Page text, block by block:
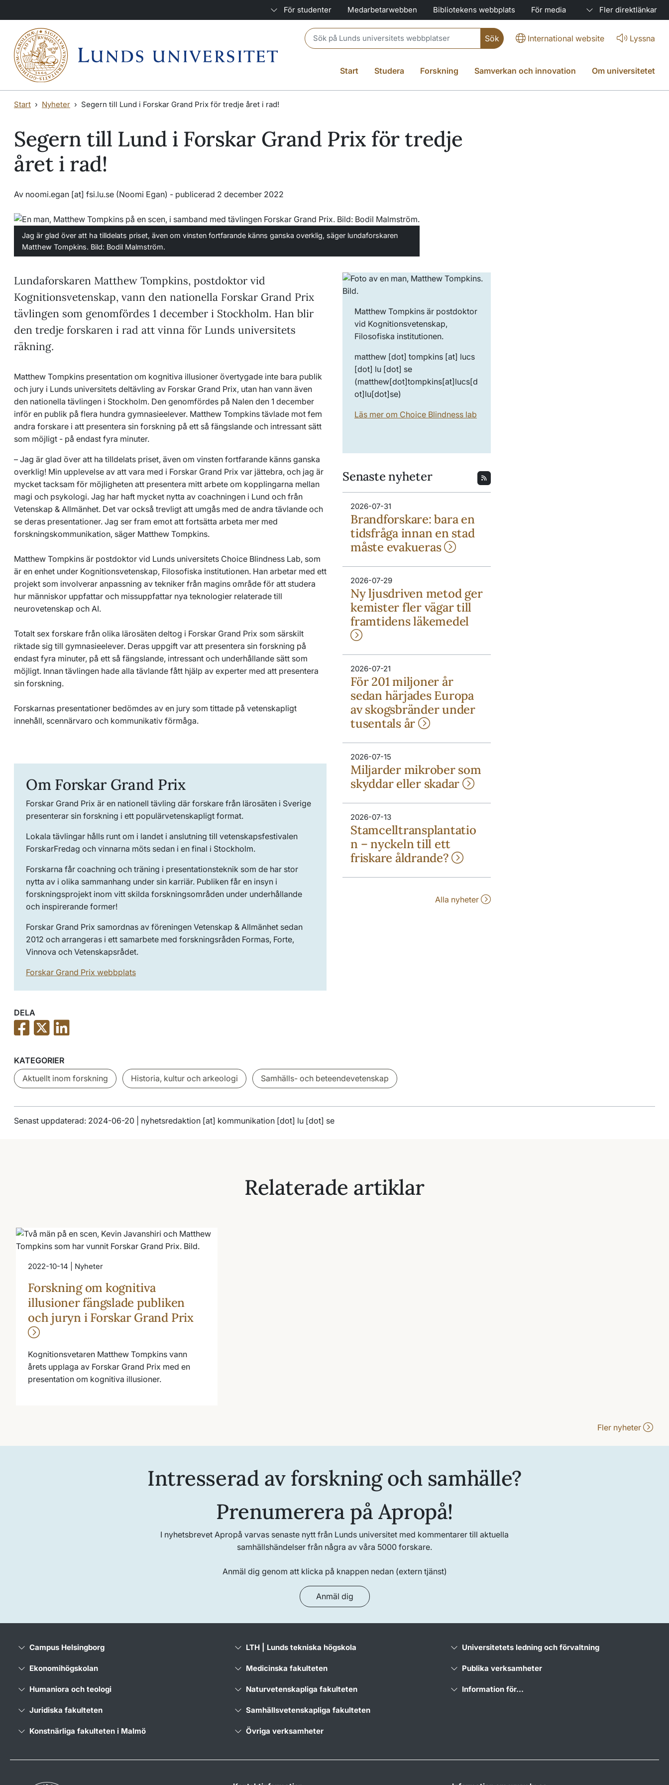
För studenter Medarbetarwebben Bibliotekens webbplats För media Fler direktlänkar
Header search International website Lyssna
Start Studera Forskning Samverkan och innovation Om universitetet
Start Nyheter Segern till Lund i Forskar Grand Prix för tredje året i rad!
Segern till Lund i Forskar Grand Prix för tredje
året i rad!
Av noomi.egan [at] fsi.lu.se (Noomi Egan) - publicerad 2 december 2022
Jag är glad över att ha tilldelats priset, även om vinsten fortfarande känns ganska overklig, säger lundaforskaren
Matthew Tompkins. Bild: Bodil Malmström.
Lundaforskaren Matthew Tompkins, postdoktor vid
Kognitionsvetenskap, vann den nationella Forskar Grand Prix
tävlingen som genomfördes 1 december i Stockholm. Han blir
den tredje forskaren i rad att vinna för Lunds universitets
räkning.
Matthew Tompkins presentation om kognitiva illusioner övertygade inte bara publik
och jury i Lunds universitets deltävling av Forskar Grand Prix, utan han vann även
den nationella tävlingen i Stockholm. Den genomfördes på Nalen den 1 december
inför en publik på flera hundra gymnasieelever. Matthew Tompkins tävlade mot fem
andra forskare i att presentera sin forskning på ett så fängslande och intressant sätt
som möjligt - på endast fyra minuter.
– Jag är glad över att ha tilldelats priset, även om vinsten fortfarande känns ganska
overklig! Min upplevelse av att vara med i Forskar Grand Prix var jättebra, och jag är
mycket tacksam för möjligheten att presentera mitt arbete om kopplingarna mellan
magi och psykologi. Jag har haft mycket nytta av coachningen i Lund och från
Vetenskap & Allmänhet. Det var också trevligt att umgås med de andra tävlande och
se deras presentationer. Jag ser fram emot att fortsätta arbeta mer med
forskningskommunikation, säger Matthew Tompkins.
Matthew Tompkins är postdoktor vid Lunds universitets Choice Blindness Lab, som
är en enhet under Kognitionsvetenskap, Filosofiska institutionen. Han arbetar med ett
projekt som involverar anpassning av tekniker från magins område för att studera
hur människor uppfattar och missuppfattar nya teknologier relaterade till
neurovetenskap och AI.
Totalt sex forskare från olika lärosäten deltog i Forskar Grand Prix som särskilt
riktade sig till gymnasieelever. Deras uppgift var att presentera sin forskning på
endast fyra minuter, på ett så fängslande, intressant och underhållande sätt som
möjligt. Innan tävlingen hade alla tävlande fått hjälp av experter med att presentera
sin forskning.
Forskarnas presentationer bedömdes av en jury som tittade på vetenskapligt
innehåll, scennärvaro och kommunikativ förmåga.
Om Forskar Grand Prix
Forskar Grand Prix är en nationell tävling där forskare från lärosäten i Sverige
presenterar sin forskning i ett populärvetenskapligt format.
Lokala tävlingar hålls runt om i landet i anslutning till vetenskapsfestivalen
ForskarFredag och vinnarna möts sedan i en final i Stockholm.
Forskarna får coachning och träning i presentationsteknik som de har stor
nytta av i olika sammanhang under sin karriär. Publiken får en insyn i
forskningsprojekt inom vitt skilda forskningsområden under underhållande
och inspirerande former!
Forskar Grand Prix samordnas av föreningen Vetenskap & Allmänhet sedan
2012 och arrangeras i ett samarbete med forskningsråden Formas, Forte,
Vinnova och Vetenskapsrådet.
Forskar Grand Prix webbplats
Matthew Tompkins är postdoktor
vid Kognitionsvetenskap,
Filosofiska institutionen.
matthew [dot] tompkins [at] lucs
[dot] lu [dot] se
(matthew[dot]tompkins[at]lucs[d
ot]lu[dot]se)
Läs mer om Choice Blindness lab
Senaste nyheter
2026-07-31
Brandforskare: bara en
tidsfråga innan en stad
måste evakueras
2026-07-29
Ny ljusdriven metod ger
kemister fler vägar till
framtidens läkemedel
2026-07-21
För 201 miljoner år
sedan härjades Europa
av skogsbränder under
tusentals år
2026-07-15
Miljarder mikrober som
skyddar eller skadar
2026-07-13
Stamcelltransplantatio
n – nyckeln till ett
friskare åldrande?
Alla nyheter
DELA
KATEGORIER
Aktuellt inom forskning
Historia, kultur och arkeologi Samhälls- och beteendevetenskap
Senast uppdaterad: 2024-06-20 | nyhetsredaktion [at] kommunikation [dot] lu [dot] se
Relaterade artiklar
2022-10-14 | Nyheter
Forskning om kognitiva
illusioner fängslade publiken
och juryn i Forskar Grand Prix
Kognitionsvetaren Matthew Tompkins vann
årets upplaga av Forskar Grand Prix med en
presentation om kognitiva illusioner.
Fler nyheter
Intresserad av forskning och samhälle?
Prenumerera på Apropå!
I nyhetsbrevet Apropå varvas senaste nytt från Lunds universitet med kommentarer till aktuella
samhällshändelser från några av våra 5000 forskare.
Anmäl dig genom att klicka på knappen nedan (extern tjänst)
Anmäl dig
Campus Helsingborg
Ekonomihögskolan
Humaniora och teologi
Juridiska fakulteten
Konstnärliga fakulteten i Malmö
LTH | Lunds tekniska högskola
Medicinska fakulteten
Naturvetenskapliga fakulteten
Samhällsvetenskapliga fakulteten
Övriga verksamheter
Universitetets ledning och förvaltning
Publika verksamheter
Information för...